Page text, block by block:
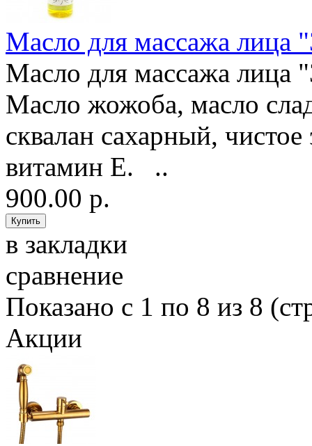
Масло для массажа лица
Масло для массажа лица
Масло жожоба, масло
сквалан сахарный,
витамин Е. ..
900.00 р.
в закладки
сравнение
Показано с 1 по 8 из 8
Акции